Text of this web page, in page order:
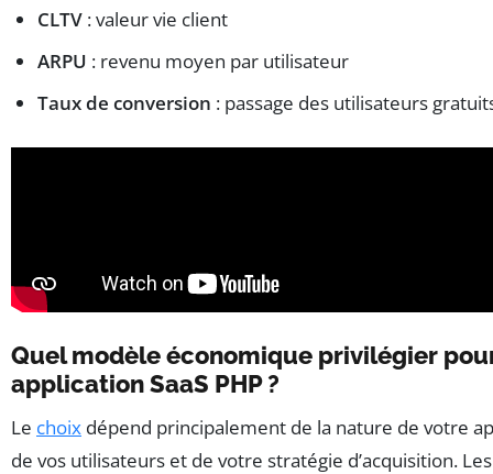
CLTV : valeur vie client
ARPU : revenu moyen par utilisateur
Taux de conversion : passage des utilisateurs
Quel modèle économique privilégier
application SaaS PHP ?
Le choix dépend principalement de la nature de votre
de vos utilisateurs et de votre stratégie d’acquisition.